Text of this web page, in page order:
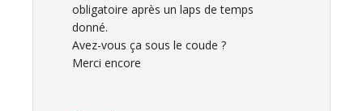
obligatoire après un laps de temps
donné.
Avez-vous ça sous le coude ?
Merci encore